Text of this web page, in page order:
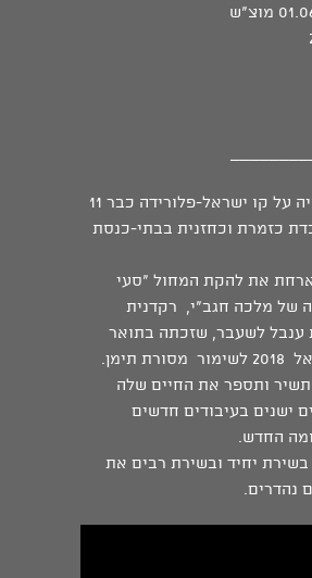
שלווה ברטי חיה על קו ישראל-פלורידה כבר 11
כזמרת וכחזנית בבתי-כנסת
את להקת המחול "סעי
של מלכה חגב"י, רקדנית
ענבל לשעבר, שזכתה בתואר
תימן.
תשיר ותספר את החיים שלה
ישנים בעיבודים חדשים
החדש.
יחיד ובשירת רבים את
נהדרים.